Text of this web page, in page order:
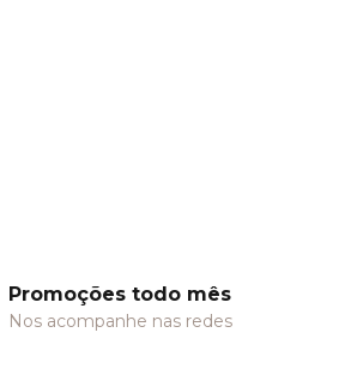
Promoções todo mês
Nos acompanhe nas redes